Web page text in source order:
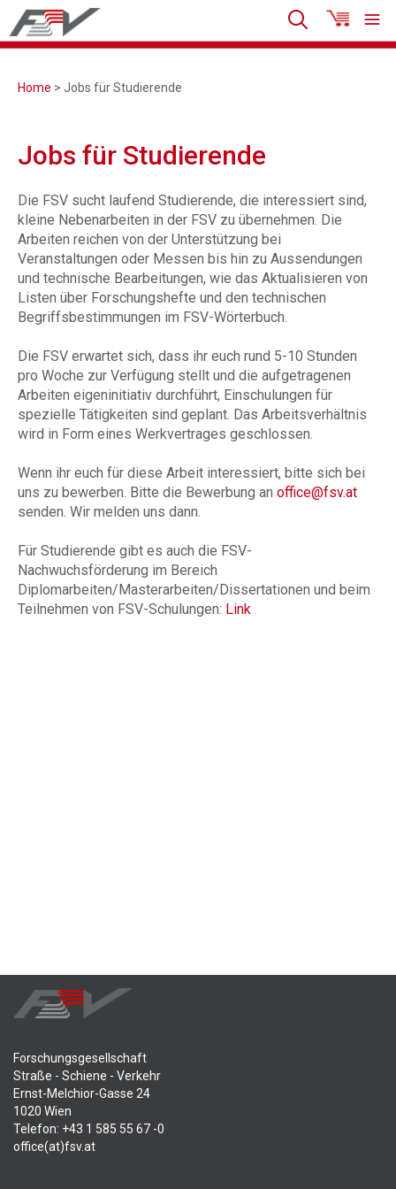
Home > Jobs für Studierende
Jobs für Studierende
Die FSV sucht laufend Studierende, die interessiert sind,
kleine Nebenarbeiten in der FSV zu übernehmen. Die
Arbeiten reichen von der Unterstützung bei
Veranstaltungen oder Messen bis hin zu Aussendungen
und technische Bearbeitungen, wie das Aktualisieren von
Listen über Forschungshefte und den technischen
Begriffsbestimmungen im FSV-Wörterbuch.
Die FSV erwartet sich, dass ihr euch rund 5-10 Stunden
pro Woche zur Verfügung stellt und die aufgetragenen
Arbeiten eigeninitiativ durchführt, Einschulungen für
spezielle Tätigkeiten sind geplant. Das Arbeitsverhältnis
wird in Form eines Werkvertrages geschlossen.
Wenn ihr euch für diese Arbeit interessiert, bitte sich bei
uns zu bewerben. Bitte die Bewerbung an office@fsv.at
senden. Wir melden uns dann.
Für Studierende gibt es auch die FSV-
Nachwuchsförderung im Bereich
Diplomarbeiten/Masterarbeiten/Dissertationen und beim
Teilnehmen von FSV-Schulungen: Link
Forschungsgesellschaft
Straße - Schiene - Verkehr
Ernst-Melchior-Gasse 24
1020 Wien
Telefon: +43 1 585 55 67 -0
office(at)fsv.at